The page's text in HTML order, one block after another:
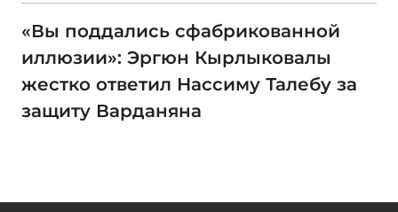
«Вы поддались сфабрикованной
иллюзии»: Эргюн Кырлыковалы
жестко ответил Нассиму Талебу за
защиту Варданяна